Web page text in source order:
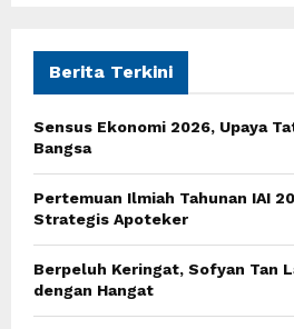
f
r
Berita Terkini
Sensus Ekonomi 2026, Upaya
Bangsa
Pertemuan Ilmiah Tahunan IAI
Strategis Apoteker
Berpeluh Keringat, Sofyan Tan
dengan Hangat